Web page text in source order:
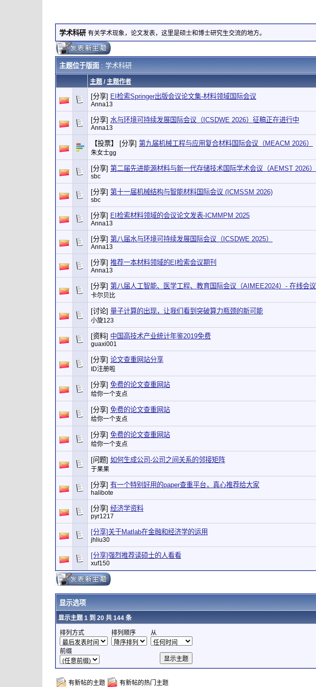
学术科研 有关学术现象，论文发表，这里是硕士和博士研究生交流的地方。
主题位于版面: 学术科研
主题/ 主题作者
[分享] EI检索Springer出版会议论文集-材料领域国际会议
Anna13
[分享] 水与环境可持续发展国际会议（ICSDWE 2026）征稿正在进行中
Anna13
【投票】 [分享] 第九届机械工程与应用复合材料国际会议（MEACM 2026）
朱女士gg
[分享] 第二届先进能源材料与新一代存储技术国际学术会议（AEMST 2026）
sbc
[分享] 第十一届机械结构与智能材料国际会议 (ICMSSM 2026)
sbc
[分享] EI检索材料领域的会议论文发表-ICMMPM 2025
Anna13
[分享] 第八届水与环境可持续发展国际会议（ICSDWE 2025）
Anna13
[分享] 推荐一本材料领域的EI检索会议期刊
Anna13
[分享] 第八届人工智能、医学工程、教育国际会议（AIMEE2024）- 在线会议
卡尔贝比
[讨论] 量子计算的出现，让我们看到突破算力瓶颈的新可能
小旋123
[资料] 中国高技术产业统计年鉴2019免费
guaxi001
[分享] 论文查重网站分享
ID注册啦
[分享] 免费的论文查重网站
给你一个支点
[分享] 免费的论文查重网站
给你一个支点
[分享] 免费的论文查重网站
给你一个支点
[问题] 如何生成公司-公司之间关系的邻接矩阵
于果果
[分享] 有一个特别好用的paper查重平台，真心推荐给大家
halibote
[分享] 经济学资料
pyr1217
[分享]关于Matlab在金融和经济学的运用
jhliu30
[分享]强烈推荐读硕士的人看看
xuf150
显示选项
显示主题 1 到 20 共 144 条
排列方式 排列顺序 从
前缀
有新帖的主题 有新帖的热门主题